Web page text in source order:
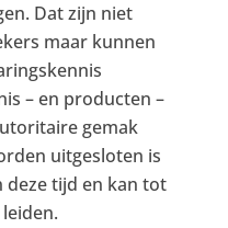
Dat zijn niet
maar kunnen
– en producten –
gemak
uitgesloten is
deze tijd en kan tot